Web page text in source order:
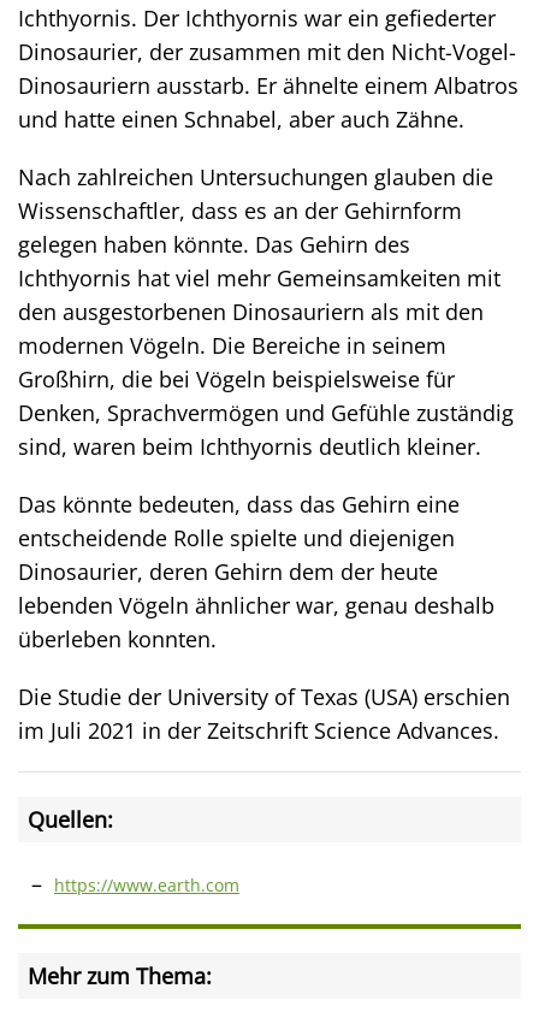
Ichthyornis. Der Ichthyornis war ein gefiederter
Dinosaurier, der zusammen mit den Nicht-Vogel-
Dinosauriern ausstarb. Er ähnelte einem Albatros
und hatte einen Schnabel, aber auch Zähne.
Nach zahlreichen Untersuchungen glauben die
Wissenschaftler, dass es an der Gehirnform
gelegen haben könnte. Das Gehirn des
Ichthyornis hat viel mehr Gemeinsamkeiten mit
den ausgestorbenen Dinosauriern als mit den
modernen Vögeln. Die Bereiche in seinem
Großhirn, die bei Vögeln beispielsweise für
Denken, Sprachvermögen und Gefühle zuständig
sind, waren beim Ichthyornis deutlich kleiner.
Das könnte bedeuten, dass das Gehirn eine
entscheidende Rolle spielte und diejenigen
Dinosaurier, deren Gehirn dem der heute
lebenden Vögeln ähnlicher war, genau deshalb
überleben konnten.
Die Studie der University of Texas (USA) erschien
im Juli 2021 in der Zeitschrift Science Advances.
Quellen:
https://www.earth.com
Mehr zum Thema: